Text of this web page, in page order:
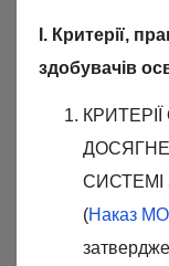
І. Критерії,
здобувачів
СИСТЕМІ
(Наказ